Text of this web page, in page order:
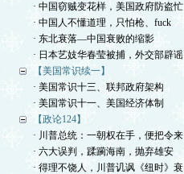
· 中国窃贼变花样，美国政府防盗忙
· 中国人不懂道理，只怕枪、fuck
· 东北衰落—中国衰败的缩影
· 日本艺妓华春莹被捕，外交部辟谣
【美国常识续一】
· 美国常识十三、联邦政府架构
· 美国常识十一、美国经济体制
【政论124】
· 川普总统：一朝权在手，便把令来
· 六大误判，蹂躏海南，抛弃雄安
· 得理不饶人，川普讥讽《纽时》衰